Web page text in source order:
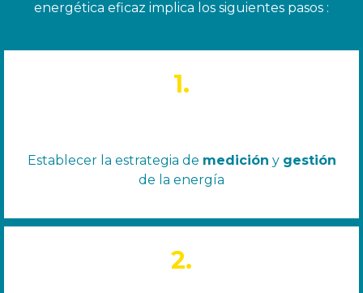
energética eficaz implica los siguientes pasos :
1.
Establecer la estrategia de medición y gestión
de la energía
2.